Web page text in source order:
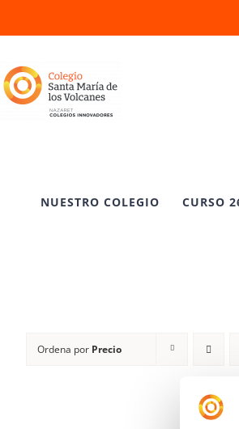
al
contenido
NUESTRO COLEGIO CURSO
Ordena por Precio